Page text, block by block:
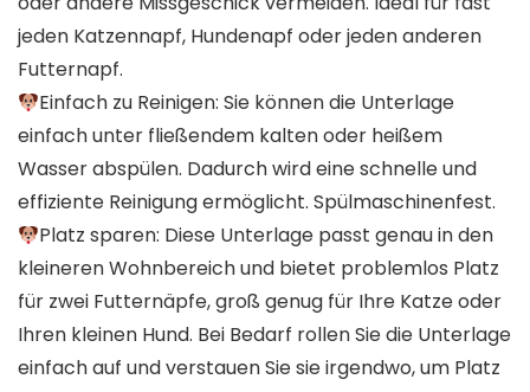
jeden Katzennapf, Hundenapf oder jeden anderen
Futternapf.
Einfach zu Reinigen: Sie können die Unterlage
einfach unter fließendem kalten oder heißem
Wasser abspülen. Dadurch wird eine schnelle und
effiziente Reinigung ermöglicht. Spülmaschinenfest.
Platz sparen: Diese Unterlage passt genau in den
kleineren Wohnbereich und bietet problemlos Platz
für zwei Futternäpfe, groß genug für Ihre Katze oder
Ihren kleinen Hund. Bei Bedarf rollen Sie die Unterlage
einfach auf und verstauen Sie sie irgendwo, um Platz